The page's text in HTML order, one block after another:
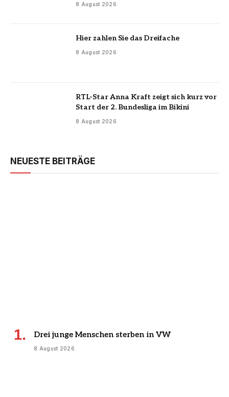
8 August 2026
Hier zahlen Sie das Dreifache
8 August 2026
RTL-Star Anna Kraft zeigt sich kurz vor
Start der 2. Bundesliga im Bikini
8 August 2026
NEUESTE BEITRÄGE
Drei junge Menschen sterben in VW
8 August 2026